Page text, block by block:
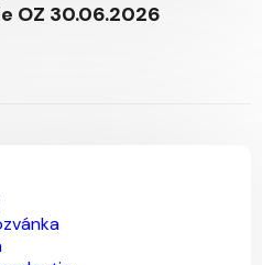
OZ 30.06.2026